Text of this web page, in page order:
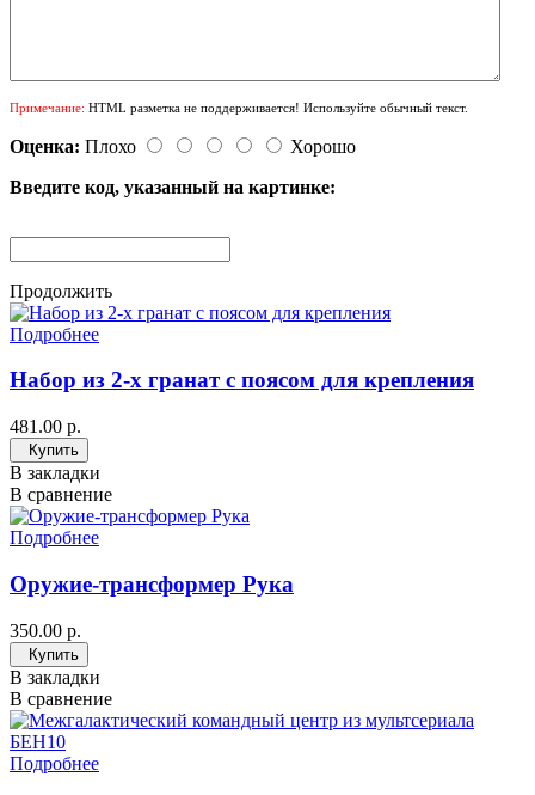
Примечание: HTML разметка не поддерживается! Используйте обычный текст.
Оценка: Плохо
Хорошо
Введите код, указанный на картинке:
Продолжить
Подробнее
Набор из 2-х гранат с поясом для крепления
481.00 р.
Купить
В закладки
В сравнение
Подробнее
Оружие-трансформер Рука
350.00 р.
Купить
В закладки
В сравнение
Подробнее